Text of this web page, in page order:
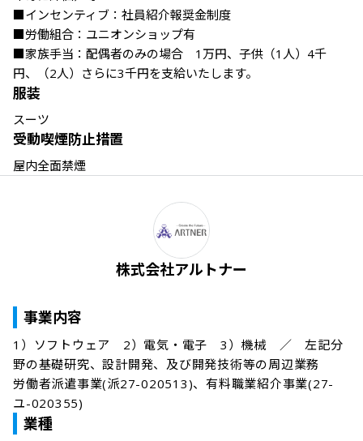
■インセンティブ：社員紹介報奨金制度
■労働組合：ユニオンショップ有
■家族手当：配偶者のみの場合　1万円、子供（1人）4千
円、（2人）さらに3千円を支給いたします。
服装
スーツ
受動喫煙防止措置
屋内全面禁煙
株式会社アルトナー
事業内容
1）ソフトウェア　2）電気・電子　3）機械　／　左記分
野の基礎研究、設計開発、及び開発技術等の周辺業務
労働者派遣事業(派27-020513)、有料職業紹介事業(27-
ユ-020355)
業種